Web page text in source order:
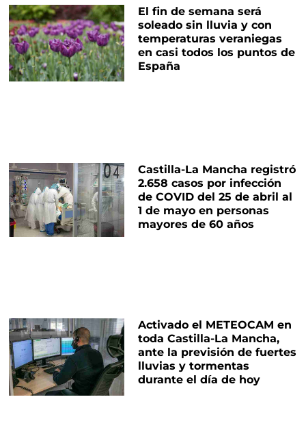
El fin de semana será
soleado sin lluvia y con
temperaturas veraniegas
en casi todos los puntos de
España
Castilla-La Mancha registró
2.658 casos por infección
de COVID del 25 de abril al
1 de mayo en personas
mayores de 60 años
Activado el METEOCAM en
toda Castilla-La Mancha,
ante la previsión de fuertes
lluvias y tormentas
durante el día de hoy